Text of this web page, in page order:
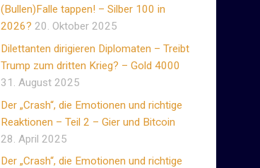
(Bullen)Falle tappen! – Silber 100 in
2026? 20. Oktober 2025
Dilettanten dirigieren Diplomaten – Treibt
Trump zum dritten Krieg? – Gold 4000
31. August 2025
Der „Crash“, die Emotionen und richtige
Reaktionen – Teil 2 – Gier und Bitcoin
28. April 2025
Der „Crash“, die Emotionen und richtige